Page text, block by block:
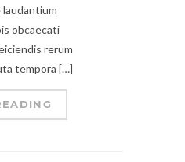
obcaecati
rerum
tempora […]